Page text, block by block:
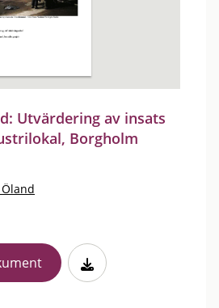
Utvärdering av insats
Borgholm